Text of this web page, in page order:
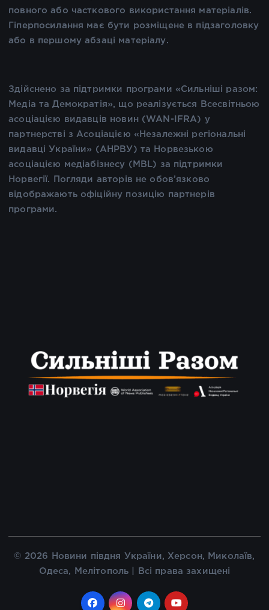
повного або часткового використання матеріалів.
Гіперпосилання має бути розміщене в підзаголовку
або в першому абзаці матеріалу.
Здійснено за підтримки програми «Сильніші разом:
Медіа та Демократія», що реалізується Всесвітньою
асоціацією видавців новин (WAN-IFRA) у
партнерстві з Асоціацією «Незалежні регіональні
видавці України» (АНРВУ) та Норвезькою
асоціацією медіабізнесу (MBL) за підтримки
Норвегії. Погляди авторів не обов’язково
відображають офіційну позицію партнерів
програми.
© 2026 Новини півдня України, Херсон, Миколаїв,
Одеса, Мелітополь | Всі права захищені